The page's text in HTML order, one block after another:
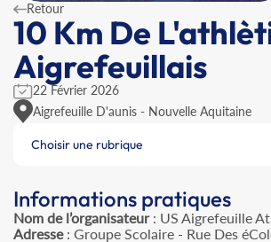
Retour
10 Km De
Aigrefeuillais
22 Février 2026
Aigrefeuille D'aunis - Nouvelle Aquitaine
Choisir une rubrique
Informations pratiques
Nom de l’organisateur: US Aigrefeuille
Adresse: Groupe Scolaire - Rue Des